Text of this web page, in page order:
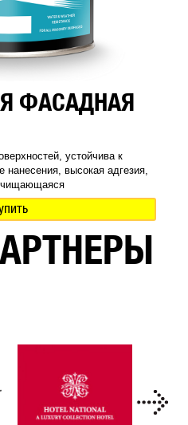
ФАСАДНАЯ
устойчива к
высокая адгезия,